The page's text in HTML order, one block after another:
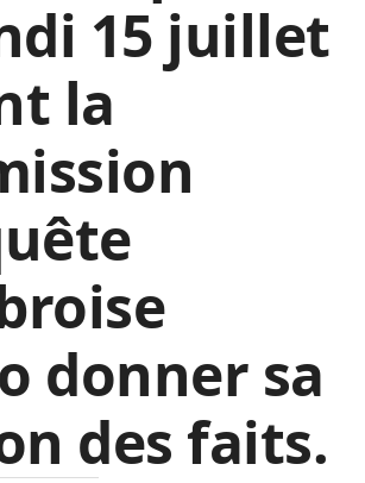
15 juillet
la
donner sa
des faits.